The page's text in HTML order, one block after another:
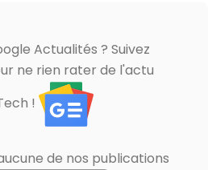
Actualités ? Suivez
ne rien rater de l'actu
!
de nos publications